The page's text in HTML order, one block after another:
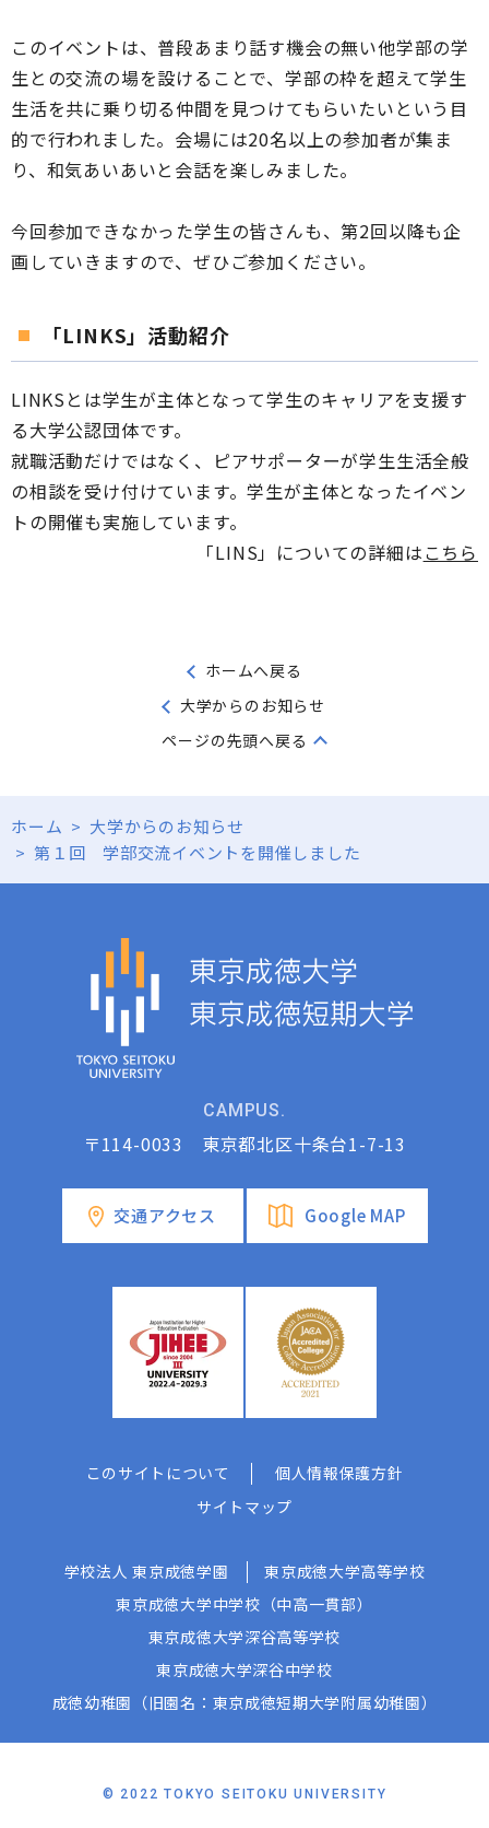
このイベントは、普段あまり話す機会の無い他学部の学
生との交流の場を設けることで、学部の枠を超えて学生
生活を共に乗り切る仲間を見つけてもらいたいという目
的で行われました。会場には20名以上の参加者が集ま
り、和気あいあいと会話を楽しみました。
今回参加できなかった学生の皆さんも、第2回以降も企
画していきますので、ぜひご参加ください。
「LINKS」活動紹介
LINKSとは学生が主体となって学生のキャリアを支援す
る大学公認団体です。
就職活動だけではなく、ピアサポーターが学生生活全般
の相談を受け付けています。学生が主体となったイベン
トの開催も実施しています。
「LINS」についての詳細は こちら
大学からのお知らせ
ホームへ戻る
ページの先頭へ戻る
ホーム > 大学からのお知らせ
> 第１回 学部交流イベントを開催しました
CAMPUS.
〒114-0033 東京都北区十条台1-7-13
交通アクセス Google MAP
このサイトについて
個人情報保護方針
サイトマップ
学校法人 東京成徳学園
東京成徳大学高等学校
東京成徳大学中学校（中高一貫部）
東京成徳大学深谷高等学校
東京成徳大学深谷中学校
成徳幼稚園（旧園名：東京成徳短期大学附属幼稚園）
© 2022 TOKYO SEITOKU UNIVERSITY